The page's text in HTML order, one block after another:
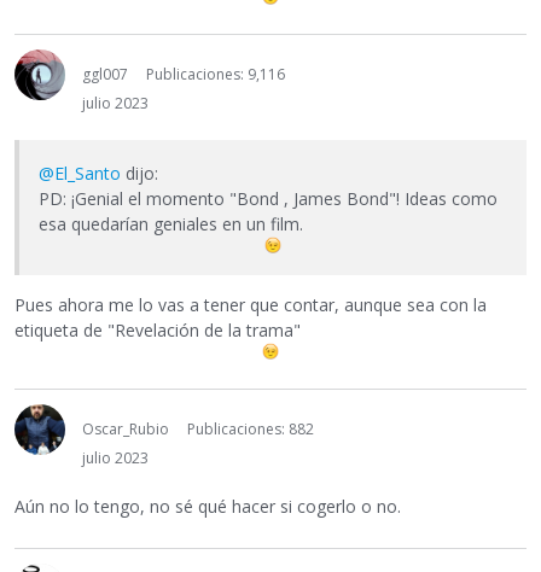
ggl007
Publicaciones: 9,116
julio 2023
@El_Santo dijo:
PD: ¡Genial el momento "Bond , James Bond"! Ideas como
esa quedarían geniales en un film.
Pues ahora me lo vas a tener que contar, aunque sea con la
etiqueta de "Revelación de la trama"
Oscar_Rubio
Publicaciones: 882
julio 2023
Aún no lo tengo, no sé qué hacer si cogerlo o no.